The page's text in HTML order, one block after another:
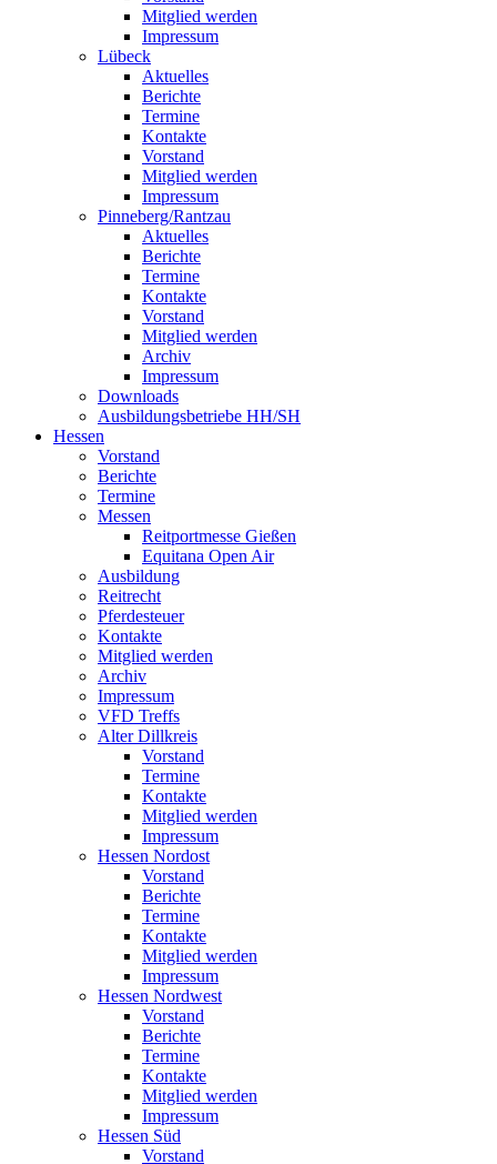
Mitglied werden
Impressum
Lübeck
Aktuelles
Berichte
Termine
Kontakte
Vorstand
Mitglied werden
Impressum
Pinneberg/Rantzau
Aktuelles
Berichte
Termine
Kontakte
Vorstand
Mitglied werden
Archiv
Impressum
Downloads
Ausbildungsbetriebe HH/SH
Hessen
Vorstand
Berichte
Termine
Messen
Reitportmesse Gießen
Equitana Open Air
Ausbildung
Reitrecht
Pferdesteuer
Kontakte
Mitglied werden
Archiv
Impressum
VFD Treffs
Alter Dillkreis
Vorstand
Termine
Kontakte
Mitglied werden
Impressum
Hessen Nordost
Vorstand
Berichte
Termine
Kontakte
Mitglied werden
Impressum
Hessen Nordwest
Vorstand
Berichte
Termine
Kontakte
Mitglied werden
Impressum
Hessen Süd
Vorstand